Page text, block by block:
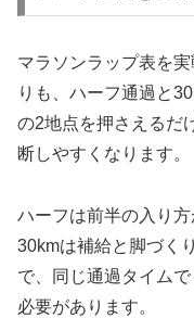
マラソンラップ表を
りも、ハーフ通過と
の2地点を押さえるだ
断しやすくなります。
ハーフは前半の入り方
30kmは補給と脚づく
で、同じ通過タイム
必要があります。